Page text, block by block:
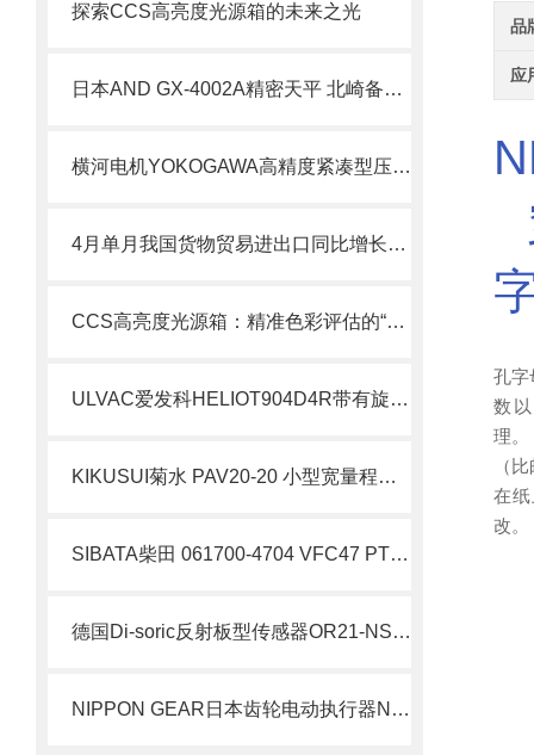
探索CCS高亮度光源箱的未来之光
日本AND GX-4002A精密天平 北崎备库销售
横河电机YOKOGAWA高精度紧凑型压力传感器
4月单月我国货物贸易进出口同比增长8%
CCS高亮度光源箱：精准色彩评估的“标准之光”
ULVAC爱发科HELIOT904D4R带有旋转泵的紧凑型泄漏检测器
KIKUSUI菊水 PAV20-20 小型宽量程直流电源 简介
SIBATA柴田 061700-4704 VFC47 PTFE沉降器 简介
德国Di-soric反射板型传感器OR21-NS-0.3T3
NIPPON GEAR日本齿轮电动执行器NOM-1原理及参数
品
应
孔字
数
理。
（
在
改。